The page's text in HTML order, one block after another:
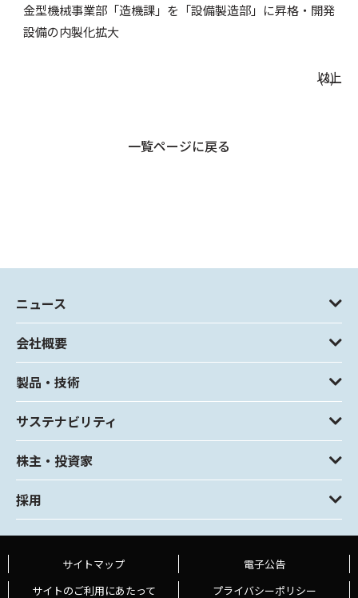
金型機械事業部「造機課」を「設備製造部」に昇格・開発
設備の内製化拡大
(3)
・管理スパン（人員）の最適化
2.定期人事異動
2-1. 考え方
(1)
ローテーションによる人材活用
以上
一覧ページに戻る
ニュース
会社概要
製品・技術
サステナビリティ
株主・投資家
採用
サイトマップ
電子公告
サイトのご利用にあたって
プライバシーポリシー